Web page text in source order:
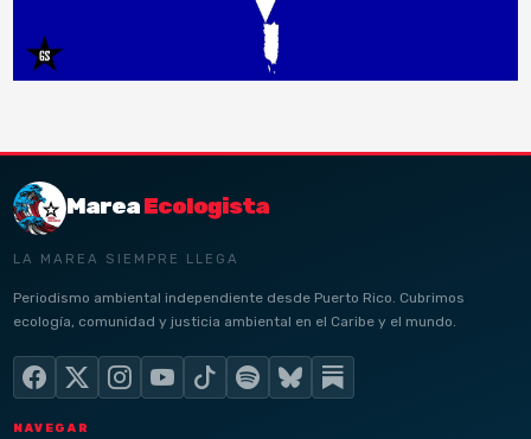
MareaEcologista
LA MAREA SIEMPRE LLEGA
Periodismo ambiental independiente desde Puerto Rico. Cubrimos
ecología, comunidad y justicia ambiental en el Caribe y el mundo.
NAVEGAR